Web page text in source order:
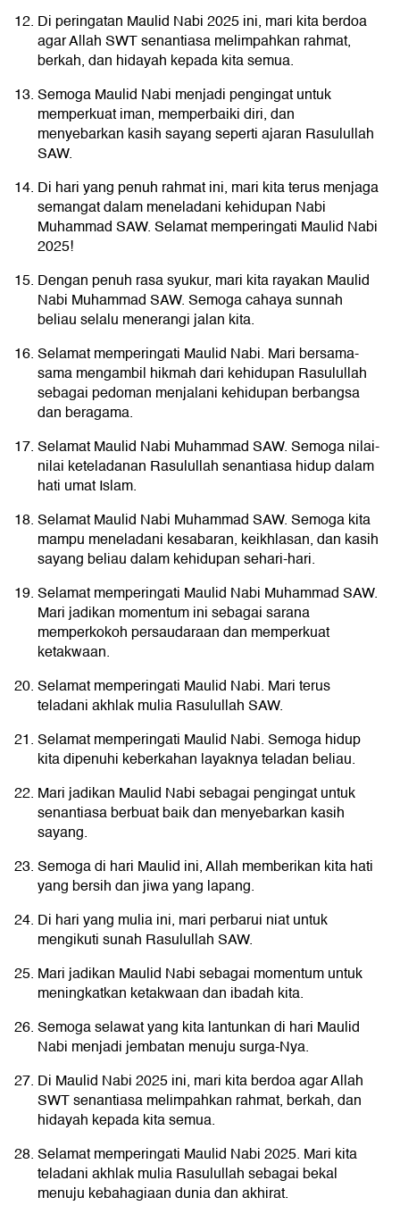
Di peringatan Maulid Nabi 2025 ini, mari kita berdoa
agar Allah SWT senantiasa melimpahkan rahmat,
berkah, dan hidayah kepada kita semua.
Semoga Maulid Nabi menjadi pengingat untuk
memperkuat iman, memperbaiki diri, dan
menyebarkan kasih sayang seperti ajaran Rasulullah
SAW.
Di hari yang penuh rahmat ini, mari kita terus menjaga
semangat dalam meneladani kehidupan Nabi
Muhammad SAW. Selamat memperingati Maulid Nabi
2025!
Dengan penuh rasa syukur, mari kita rayakan Maulid
Nabi Muhammad SAW. Semoga cahaya sunnah
beliau selalu menerangi jalan kita.
Selamat memperingati Maulid Nabi. Mari bersama-
sama mengambil hikmah dari kehidupan Rasulullah
sebagai pedoman menjalani kehidupan berbangsa
dan beragama.
Selamat Maulid Nabi Muhammad SAW. Semoga nilai-
nilai keteladanan Rasulullah senantiasa hidup dalam
hati umat Islam.
Selamat Maulid Nabi Muhammad SAW. Semoga kita
mampu meneladani kesabaran, keikhlasan, dan kasih
sayang beliau dalam kehidupan sehari-hari.
Selamat memperingati Maulid Nabi Muhammad SAW.
Mari jadikan momentum ini sebagai sarana
memperkokoh persaudaraan dan memperkuat
ketakwaan.
Selamat memperingati Maulid Nabi. Mari terus
teladani akhlak mulia Rasulullah SAW.
Selamat memperingati Maulid Nabi. Semoga hidup
kita dipenuhi keberkahan layaknya teladan beliau.
Mari jadikan Maulid Nabi sebagai pengingat untuk
senantiasa berbuat baik dan menyebarkan kasih
sayang.
Semoga di hari Maulid ini, Allah memberikan kita hati
yang bersih dan jiwa yang lapang.
Di hari yang mulia ini, mari perbarui niat untuk
mengikuti sunah Rasulullah SAW.
Mari jadikan Maulid Nabi sebagai momentum untuk
meningkatkan ketakwaan dan ibadah kita.
Semoga selawat yang kita lantunkan di hari Maulid
Nabi menjadi jembatan menuju surga-Nya.
Di Maulid Nabi 2025 ini, mari kita berdoa agar Allah
SWT senantiasa melimpahkan rahmat, berkah, dan
hidayah kepada kita semua.
Selamat memperingati Maulid Nabi 2025. Mari kita
teladani akhlak mulia Rasulullah sebagai bekal
menuju kebahagiaan dunia dan akhirat.